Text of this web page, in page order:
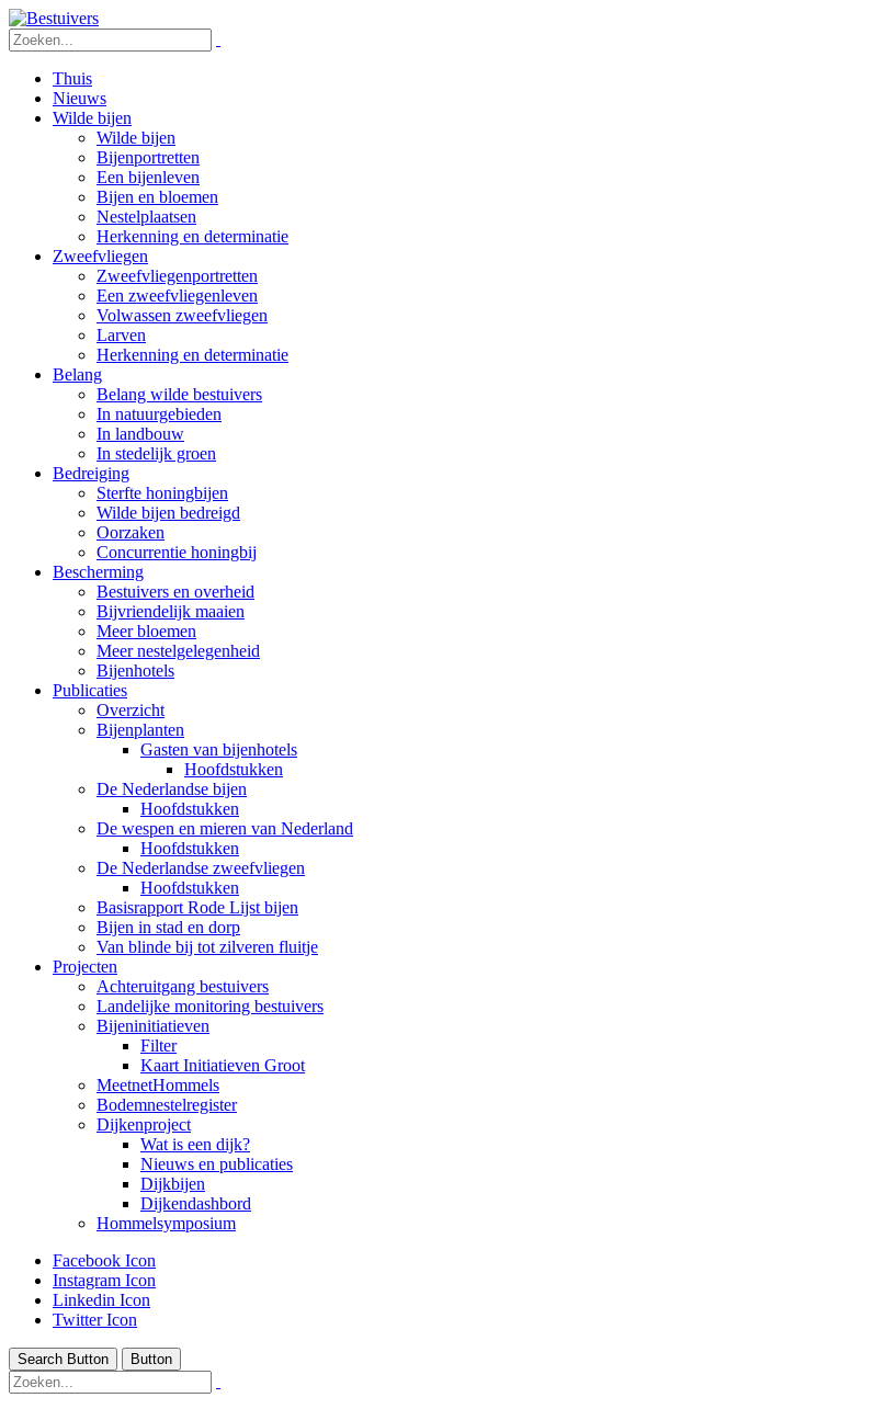
Thuis
Nieuws
Wilde bijen
Wilde bijen
Bijenportretten
Een bijenleven
Bijen en bloemen
Nestelplaatsen
Herkenning en determinatie
Zweefvliegen
Zweefvliegenportretten
Een zweefvliegenleven
Volwassen zweefvliegen
Larven
Herkenning en determinatie
Belang
Belang wilde bestuivers
In natuurgebieden
In landbouw
In stedelijk groen
Bedreiging
Sterfte honingbijen
Wilde bijen bedreigd
Oorzaken
Concurrentie honingbij
Bescherming
Bestuivers en overheid
Bijvriendelijk maaien
Meer bloemen
Meer nestelgelegenheid
Bijenhotels
Publicaties
Overzicht
Bijenplanten
Gasten van bijenhotels
Hoofdstukken
De Nederlandse bijen
Hoofdstukken
De wespen en mieren van Nederland
Hoofdstukken
De Nederlandse zweefvliegen
Hoofdstukken
Basisrapport Rode Lijst bijen
Bijen in stad en dorp
Van blinde bij tot zilveren fluitje
Projecten
Achteruitgang bestuivers
Landelijke monitoring bestuivers
Bijeninitiatieven
Filter
Kaart Initiatieven Groot
MeetnetHommels
Bodemnestelregister
Dijkenproject
Wat is een dijk?
Nieuws en publicaties
Dijkbijen
Dijkendashbord
Hommelsymposium
Facebook Icon
Instagram Icon
Linkedin Icon
Twitter Icon
Search Button Button